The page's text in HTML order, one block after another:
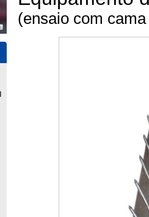
(ensaio com